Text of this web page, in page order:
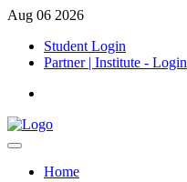
Aug 06 2026
Student Login
Partner | Institute - Login
Home